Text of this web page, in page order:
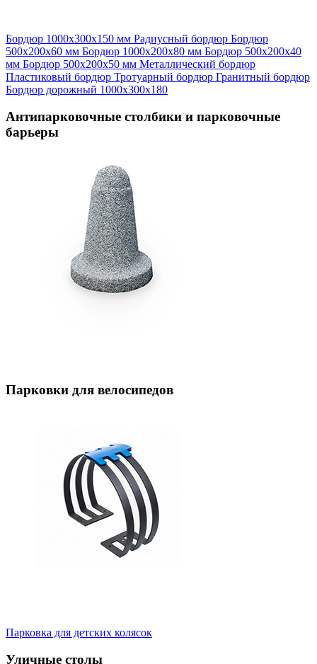
Бордюр 1000х300х150 мм Радиусный бордюр Бордюр
500х200х60 мм Бордюр 1000х200х80 мм Бордюр 500х200х40
мм Бордюр 500х200х50 мм Металлический бордюр
Пластиковый бордюр Тротуарный бордюр Гранитный бордюр
Бордюр дорожный 1000х300х180
Антипарковочные столбики и парковочные
барьеры
Парковки для велосипедов
Парковка для детских колясок
Уличные столы